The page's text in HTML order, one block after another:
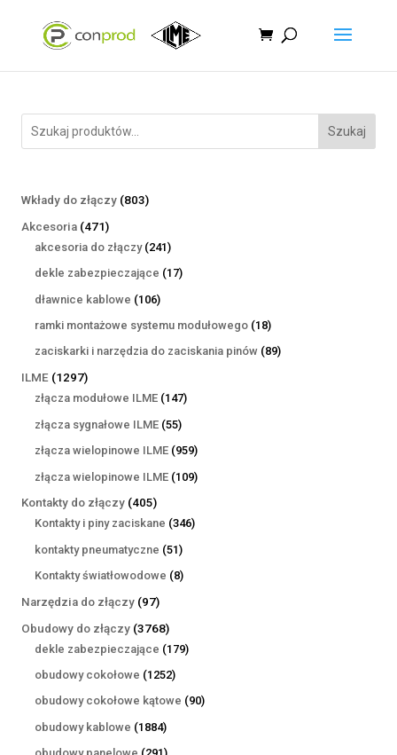
Szukaj
Wkłady do złączy 803803
Akcesoria 471471
produktów
akcesoria do złączy 241241
produktów
dekle zabezpieczające 1717
dławnice kablowe 106106
produktów
ramki montażowe systemu modułowego 1818
produktów
zaciskarki i narzędzia do zaciskania pinów 8989
ILME 12971297
produktów
złącza modułowe ILME 147147
złącza sygnałowe ILME 5555
produktów
złącza wielopinowe ILME 959959
produktów
złącza wielopinowe ILME 109109
Kontakty do złączy 405405
produktów
Kontakty i piny zaciskane 346346
kontakty pneumatyczne 5151
produktów
Kontakty światłowodowe 88
Narzędzia do złączy 9797
produktów
Obudowy do złączy 37683768
produktów
dekle zabezpieczające 179179
obudowy cokołowe 12521252
produkty
obudowy cokołowe kątowe 9090
obudowy kablowe 18841884
produkty
291